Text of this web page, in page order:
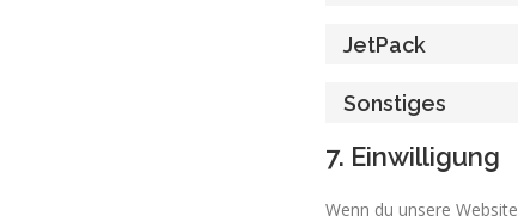
JetPack
Sonstiges
7. Einwilligung
Wenn du unsere